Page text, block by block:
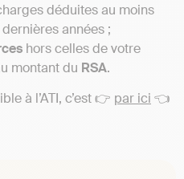
déduites au moins
années ;
hors celles de votre
montant du RSA.
à l’ATI, c’est 👉 par ici 👈